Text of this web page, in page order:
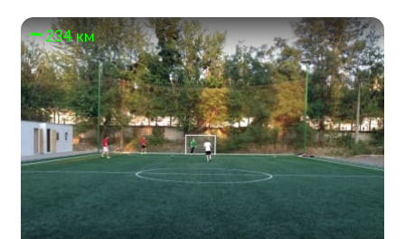
234 км